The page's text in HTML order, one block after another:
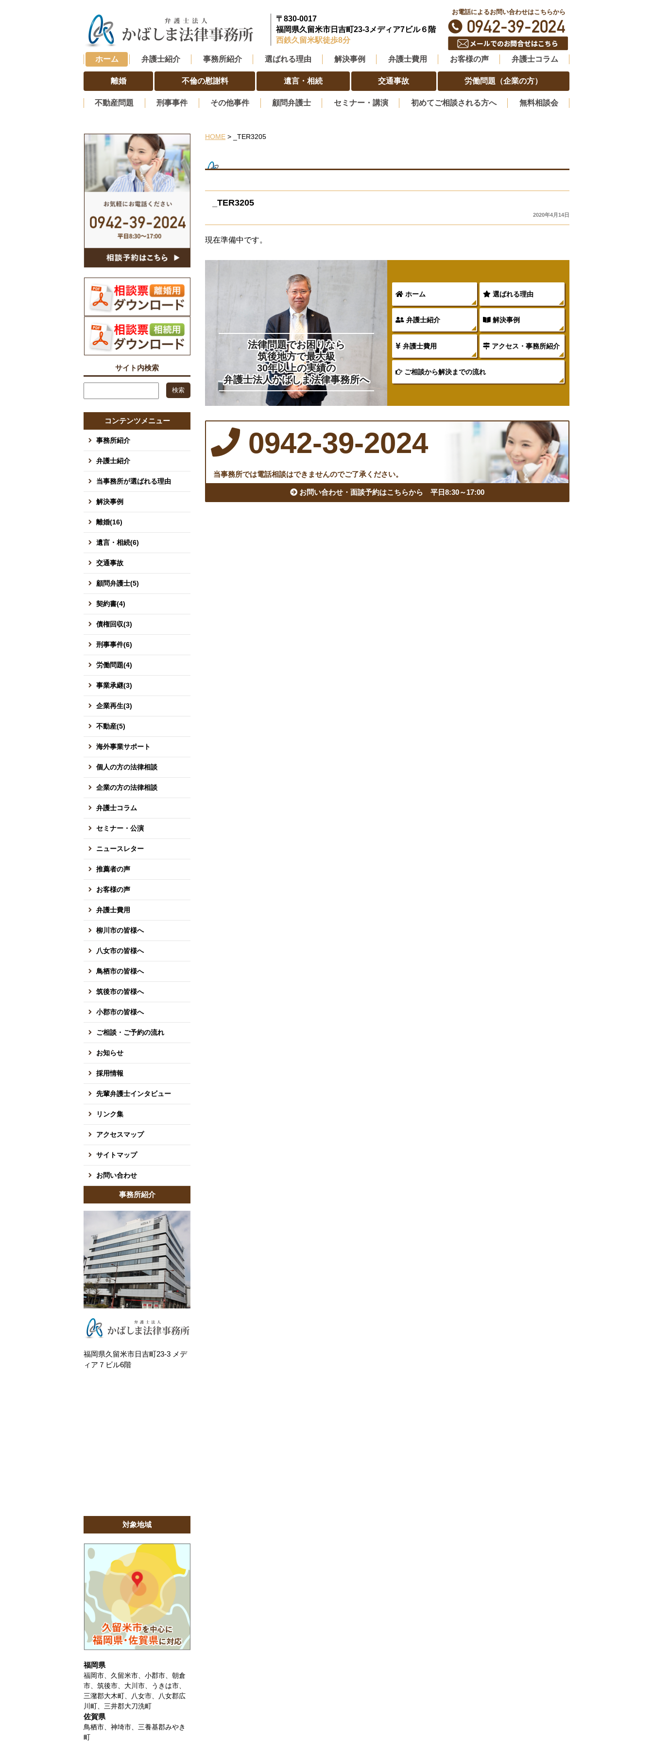
〒830-0017
福岡県久留米市日吉町23-3メディア7ビル６階
西鉄久留米駅徒歩8分
お電話によるお問い合わせはこちらから
ホーム 弁護士紹介 事務所紹介 選ばれる理由 解決事例 弁護士費用 お客様の声 弁護士コラム
離婚 不倫の慰謝料 遺言・相続 交通事故 労働問題（企業の方）
不動産問題 刑事事件 その他事件 顧問弁護士 セミナー・講演 初めてご相談される方へ 無料相談会
HOME > _TER3205
_TER3205
2020年4月14日
現在準備中です。
法律問題でお困りなら
筑後地方で最大級
30年以上の実績の
弁護士法人かばしま法律事務所へ
ホーム 選ばれる理由
弁護士紹介 解決事例
弁護士費用 アクセス・事務所紹介
ご相談から解決までの流れ
0942-39-2024
当事務所では電話相談はできませんのでご了承ください。
お問い合わせ・面談予約はこちらから 平日8:30～17:00
サイト内検索
コンテンツメニュー
事務所紹介
弁護士紹介
当事務所が選ばれる理由
解決事例
離婚(16)
遺言・相続(6)
交通事故
顧問弁護士(5)
契約書(4)
債権回収(3)
刑事事件(6)
労働問題(4)
事業承継(3)
企業再生(3)
不動産(5)
海外事業サポート
個人の方の法律相談
企業の方の法律相談
弁護士コラム
セミナー・公演
ニュースレター
推薦者の声
お客様の声
弁護士費用
柳川市の皆様へ
八女市の皆様へ
鳥栖市の皆様へ
筑後市の皆様へ
小郡市の皆様へ
ご相談・ご予約の流れ
お知らせ
採用情報
先輩弁護士インタビュー
リンク集
アクセスマップ
サイトマップ
お問い合わせ
事務所紹介
福岡県久留米市日吉町23-3 メデ
ィア７ビル6階
対象地域
福岡県
福岡市、久留米市、小郡市、朝倉
市、筑後市、大川市、うきは市、
三潴郡大木町、八女市、八女郡広
川町、三井郡大刀洗町
佐賀県
鳥栖市、神埼市、三養基郡みやき
町